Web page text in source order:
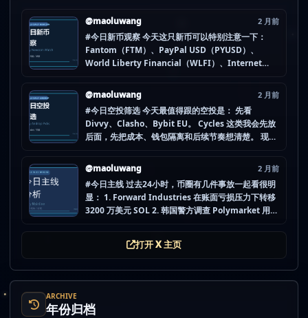
@maoluwang 2 月前
#今日新币观察 今天这只新币可以特别注意一下：
Fantom（FTM）、PayPal USD（PYUSD）、
World Liberty Financial（WLFI）、Internet
而是更像“热度是不是在回流”的样本。 这种时候最怕
把...
@maoluwang 2 月前
#今日空投筛选 今天最值得跟的空投是： 先看
Divvy、Clasho、Bybit EU。 Cycles 这类我会先放
后面，先把成本、钱包隔离和后续节奏想清楚。 现在
都没做扎实。 mao.lu/today-airdrop-selecti… #空
投项目 #...
@maoluwang 2 月前
#今日主线 过去24小时，币圈有几件事放一起看很明
显： 1. Forward Industries 在账面亏损压力下转移
3200 万美元 SOL 2. 韩国警方调查 Polymarket 用户
打开 X 主页
ARCHIVE
年份归档